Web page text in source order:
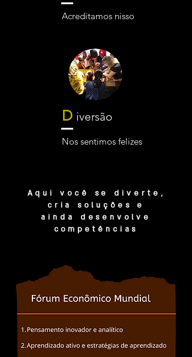
Acreditamos nisso
D iversão
Nos sentimos felizes
Aqui você se diverte,
cria soluções e
ainda desenvolve
competências